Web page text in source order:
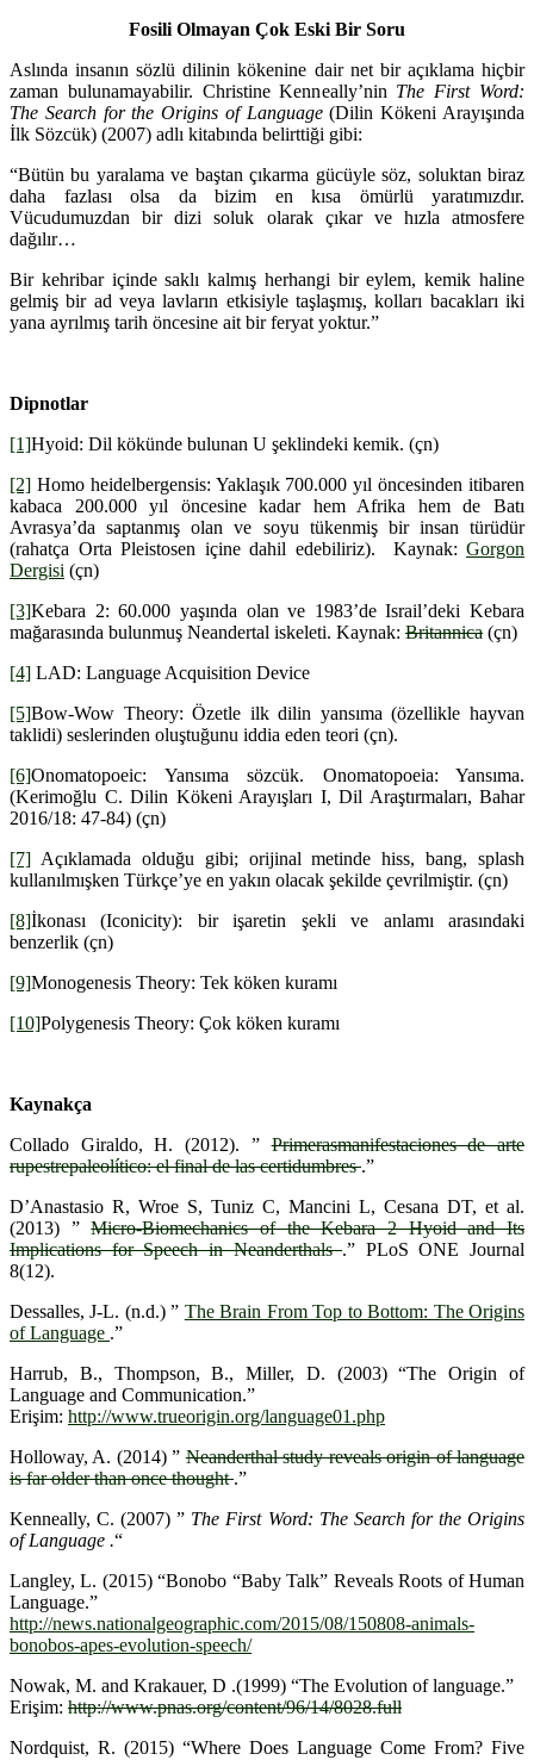
Fosili Olmayan Çok Eski Bir Soru
Aslında insanın sözlü dilinin kökenine dair net bir açıklama hiçbir
zaman bulunamayabilir. Christine Kenneally’nin The First Word:
The Search for the Origins of Language(Dilin Kökeni Arayışında
İlk Sözcük) (2007) adlı kitabında belirttiği gibi:
“Bütün bu yaralama ve baştan çıkarma gücüyle söz, soluktan biraz
daha fazlası olsa da bizim en kısa ömürlü yaratımızdır.
Vücudumuzdan bir dizi soluk olarak çıkar ve hızla atmosfere
dağılır…
Bir kehribar içinde saklı kalmış herhangi bir eylem, kemik haline
gelmiş bir ad veya lavların etkisiyle taşlaşmış, kolları bacakları iki
yana ayrılmış tarih öncesine ait bir feryat yoktur.”
Dipnotlar
[1]Hyoid: Dil kökünde bulunan U şeklindeki kemik. (çn)
[2] Homo heidelbergensis: Yaklaşık 700.000 yıl öncesinden itibaren
kabaca 200.000 yıl öncesine kadar hem Afrika hem de Batı
Avrasya’da saptanmış olan ve soyu tükenmiş bir insan türüdür
(rahatça Orta Pleistosen içine dahil edebiliriz). Kaynak: Gorgon
Dergisi (çn)
[3]Kebara 2: 60.000 yaşında olan ve 1983’de Israil’deki Kebara
mağarasında bulunmuş Neandertal iskeleti. Kaynak: Britannica (çn)
[4] LAD: Language Acquisition Device
[5]Bow-Wow Theory: Özetle ilk dilin yansıma (özellikle hayvan
taklidi) seslerinden oluştuğunu iddia eden teori (çn).
[6]Onomatopoeic: Yansıma sözcük. Onomatopoeia: Yansıma.
(Kerimoğlu C. Dilin Kökeni Arayışları I, Dil Araştırmaları, Bahar
2016/18: 47-84) (çn)
[7] Açıklamada olduğu gibi; orijinal metinde hiss, bang, splash
kullanılmışken Türkçe’ye en yakın olacak şekilde çevrilmiştir. (çn)
[8]İkonası (Iconicity): bir işaretin şekli ve anlamı arasındaki
benzerlik (çn)
[9]Monogenesis Theory: Tek köken kuramı
[10]Polygenesis Theory: Çok köken kuramı
Kaynakça
Collado Giraldo, H. (2012). ”Primerasmanifestaciones de arte
rupestrepaleolítico: el final de las certidumbres.”
D’Anastasio R, Wroe S, Tuniz C, Mancini L, Cesana DT, et al.
(2013) ”Micro-Biomechanics of the Kebara 2 Hyoid and Its
Implications for Speech in Neanderthals.” PLoS ONE Journal
8(12).
Dessalles, J-L. (n.d.) ” The Brain From Top to Bottom: The Origins
of Language .”
Harrub, B., Thompson, B., Miller, D. (2003) “The Origin of
Language and Communication.”
Erişim: http://www.trueorigin.org/language01.php
Holloway, A. (2014) ”Neanderthal study reveals origin of language
is far older than once thought.”
Kenneally, C. (2007) ” The First Word: The Search for the Origins
of Language .“
Langley, L. (2015) “Bonobo “Baby Talk” Reveals Roots of Human
Language.”
http://news.nationalgeographic.com/2015/08/150808-animals-
bonobos-apes-evolution-speech/
Nowak, M. and Krakauer, D .(1999) “The Evolution of language.”
Erişim: http://www.pnas.org/content/96/14/8028.full
Nordquist, R. (2015) “Where Does Language Come From? Five